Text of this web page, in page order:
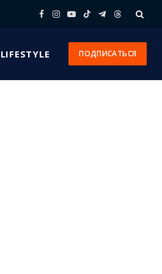
Facebook
Instagram
YouTube
TikTokTelegram
Threads
LIFESTYLE ПОДПИСАТЬСЯ